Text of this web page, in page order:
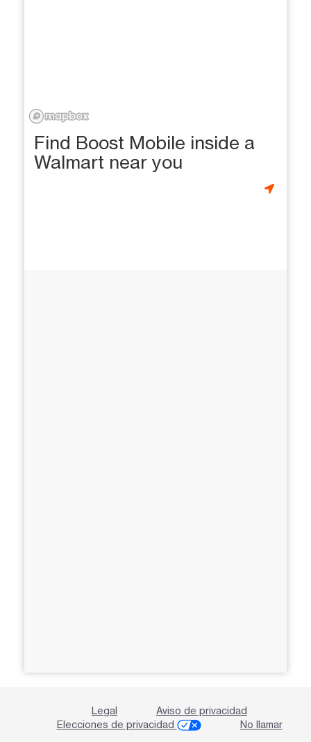
Find Boost Mobile inside a
Walmart near you
Legal
Aviso de privacidad
Elecciones de privacidad
No llamar